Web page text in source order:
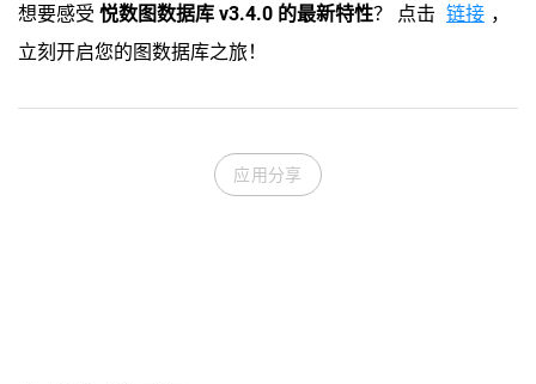
想要感受 悦数图数据库 v3.4.0 的最新特性？ 点击 链接 ，
立刻开启您的图数据库之旅！
应用分享